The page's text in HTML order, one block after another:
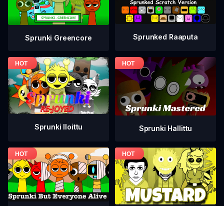
Sprunki Greencore Sprunked Raaputa
Sprunki Iloittu Sprunki Hallittu